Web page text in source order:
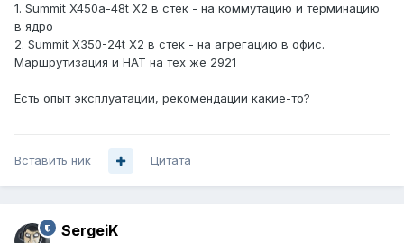
1. Summit X450a-48t X2 в стек - на коммутацию и терминацию
в ядро
2. Summit X350-24t Х2 в стек - на агрегацию в офис.
Маршрутизация и НАТ на тех же 2921
Есть опыт эксплуатации, рекомендации какие-то?
Вставить ник Цитата
SergeiK